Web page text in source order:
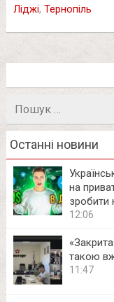
Ліджі, Тернопіль
Останні новини
на
зробити
12:06
такою
11:47